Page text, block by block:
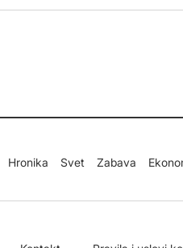
Hronika Svet Zabava